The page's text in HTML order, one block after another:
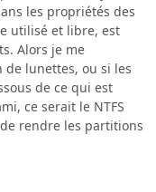
les propriétés des
utilisé et libre, est
Alors je me
de lunettes, ou si les
de ce qui est
ce serait le NTFS
rendre les partitions